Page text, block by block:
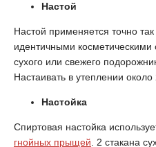
Настой
Настой применяется точно
идентичными косметическими
сухого или свежего
Настаивать в утеплении около
Настойка
Спиртовая настойка
гнойных прыщей . 2 стакана